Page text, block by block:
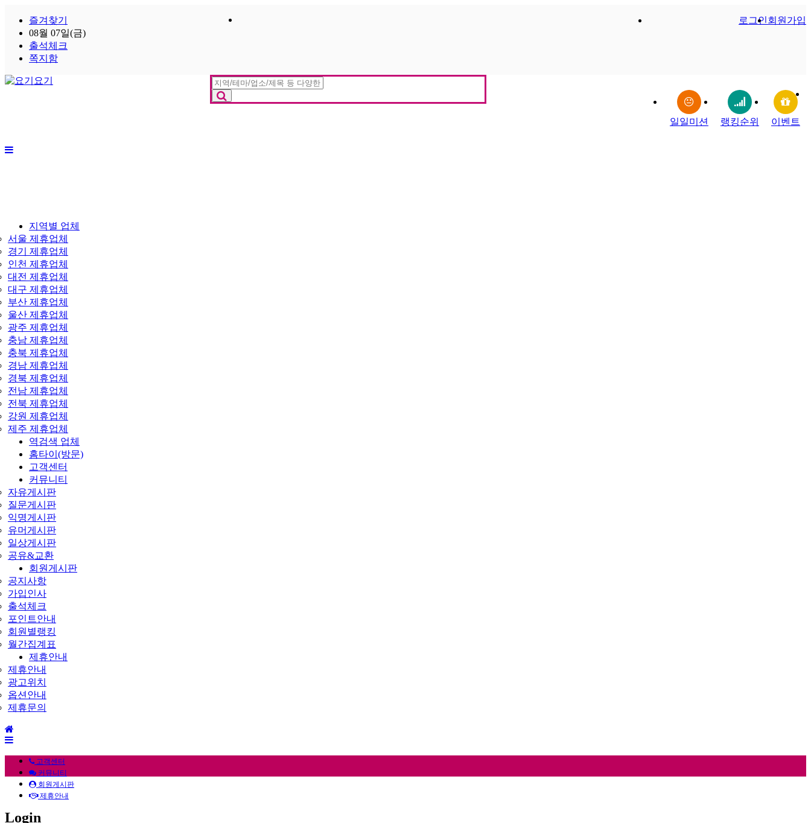
즐겨찾기
08월 07일(금)
출석체크
쪽지함
로그인회원가입
일일미션 랭킹순위 이벤트
메
지역별 업체
서울 제휴업체
경기 제휴업체
인천 제휴업체
대전 제휴업체
대구 제휴업체
부산 제휴업체
울산 제휴업체
광주 제휴업체
충남 제휴업체
충북 제휴업체
경남 제휴업체
경북 제휴업체
전남 제휴업체
전북 제휴업체
강원 제휴업체
제주 제휴업체
역검색 업체
홈타이(방문)
고객센터
커뮤니티
자유게시판
질문게시판
익명게시판
유머게시판
일상게시판
공유&교환
회원게시판
공지사항
가입인사
출석체크
포인트안내
회원별랭킹
월간집계표
제휴안내
제휴안내
광고위치
옵션안내
제휴문의
로
사
드
바
고객센터
커뮤니티
회원게시판
제휴안내
Login